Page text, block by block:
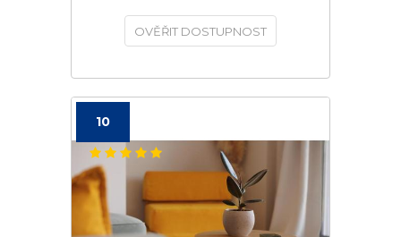
OVĚŘIT DOSTUPNOST
10